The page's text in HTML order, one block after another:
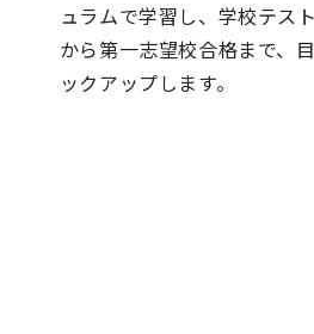
ュラムで学習し、学校テス
から第一志望校合格まで、
ックアップします。